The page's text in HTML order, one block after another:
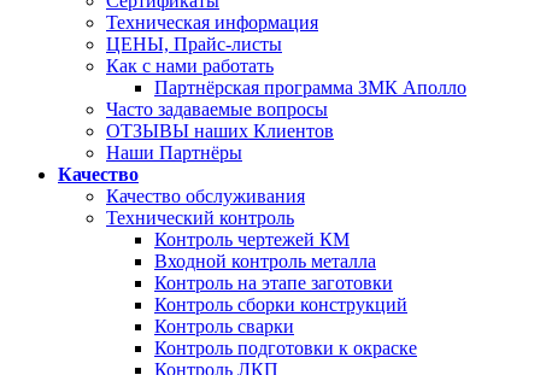
Техническая информация
ЦЕНЫ, Прайс-листы
Как с нами работать
Партнёрская программа ЗМК Аполло
Часто задаваемые вопросы
ОТЗЫВЫ наших Клиентов
Наши Партнёры
Качество
Качество обслуживания
Технический контроль
Контроль чертежей КМ
Входной контроль металла
Контроль на этапе заготовки
Контроль сборки конструкций
Контроль сварки
Контроль подготовки к окраске
Контроль ЛКП